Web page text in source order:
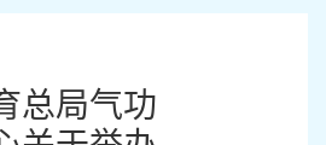
总局气功